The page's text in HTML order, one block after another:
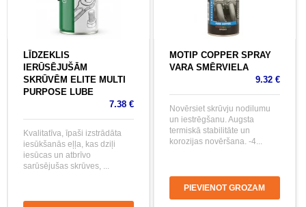
LĪDZEKLIS
IERŪSĒJUŠĀM
SKRŪVĒM ELITE MULTI
PURPOSE LUBE
7.38 €
Kvalitatīva, īpaši izstrādāta
iesūkšanās eļļa, kas dziļi
iesūcas un atbrīvo
sarūsējušas skrūves, ...
MOTIP COPPER SPRAY
VARA SMĒRVIELA
9.32 €
Novērsiet skrūvju nodilumu
un iestrēgšanu. Augsta
termiskā stabilitāte un
korozijas novēršana. -4...
PIEVIENOT GROZAM